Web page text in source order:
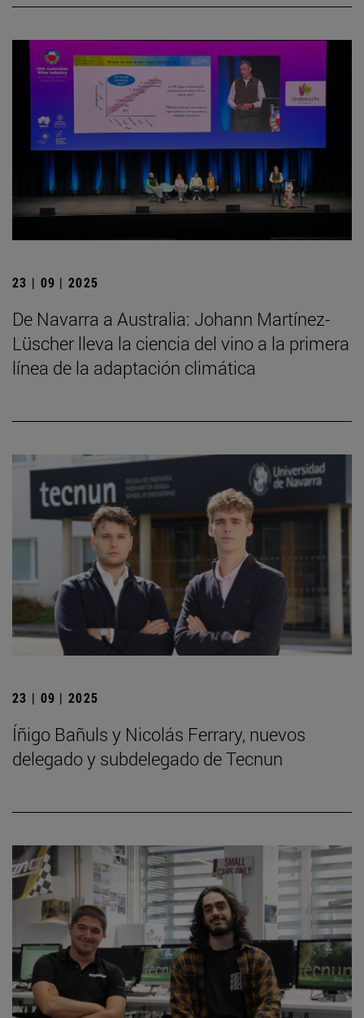
23 | 09 | 2025
De Navarra a Australia: Johann Martínez-
Lüscher lleva la ciencia del vino a la primera
línea de la adaptación climática
23 | 09 | 2025
Íñigo Bañuls y Nicolás Ferrary, nuevos
delegado y subdelegado de Tecnun